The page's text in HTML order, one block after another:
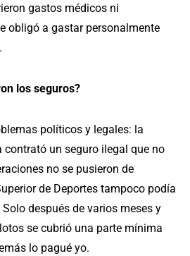
gastos médicos ni
obligó a gastar personalmente
los seguros?
políticos y legales: la
contrató un seguro ilegal que no
no se pusieron de
de Deportes tampoco podía
después de varios meses y
se cubrió una parte mínima
lo pagué yo.